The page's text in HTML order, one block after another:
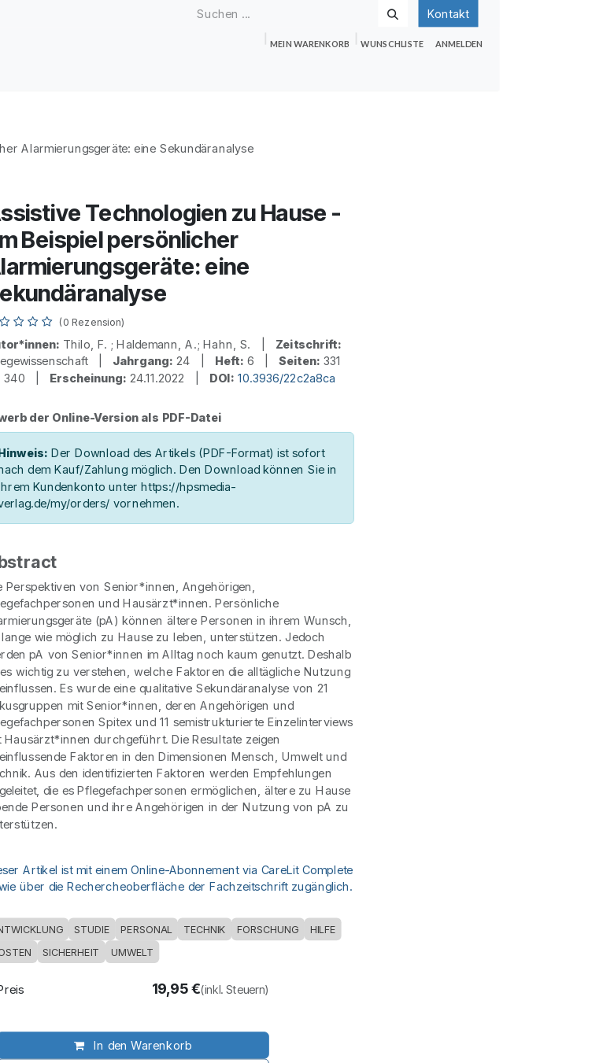
Kontakt
MEIN WARENKORB WUNSCHLISTE ANMELDEN
Alarmierungsgeräte: eine Sekundäranalyse
Technologien zu Hause -
Beispiel persönlicher
eine
(0 Rezension)
Thilo, F. ; Haldemann, A.; Hahn, S. | Zeitschrift:
| Jahrgang: 24 | Heft: 6 |Seiten: 331
340 | Erscheinung: 24.11.2022 | DOI: 10.3936/22c2a8ca
der Online-Version als PDF-Datei
Der Download des Artikels (PDF-Format) ist sofort
dem Kauf/Zahlung möglich. Den Download können Sie in
Kundenkonto unter https://hpsmedia-
my/orders/ vornehmen.
Perspektiven von Senior*innen, Angehörigen,
und Hausärzt*innen. Persönliche
(pA) können ältere Personen in ihrem Wunsch,
wie möglich zu Hause zu leben, unterstützen. Jedoch
pA von Senior*innen im Alltag noch kaum genutzt. Deshalb
wichtig zu verstehen, welche Faktoren die alltägliche Nutzung
Es wurde eine qualitative Sekundäranalyse von 21
mit Senior*innen, deren Angehörigen und
Spitex und 11 semistrukturierte Einzelinterviews
Hausärzt*innen durchgeführt. Die Resultate zeigen
Faktoren in den Dimensionen Mensch, Umwelt und
Aus den identifizierten Faktoren werden Empfehlungen
die es Pflegefachpersonen ermöglichen, ältere zu Hause
Personen und ihre Angehörigen in der Nutzung von pA zu
Artikel ist mit einem Online-Abonnement via CareLit Complete
über die Rechercheoberfläche der Fachzeitschrift zugänglich.
STUDIE PERSONAL TECHNIK FORSCHUNG HILFE
SICHERHEIT UMWELT
In den Warenkorb
19,95€(inkl. Steuern)